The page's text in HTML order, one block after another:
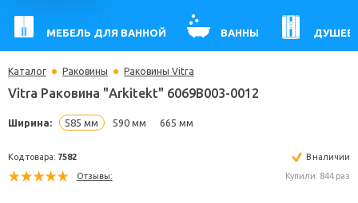
МЕБЕЛЬ ДЛЯ ВАННОЙ ВАННЫ
Каталог Раковины Раковины Vitra
Vitra Раковина "Arkitekt" 6069B003-0012
Ширина: 585 мм